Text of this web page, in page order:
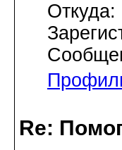
Откуда:
Re: